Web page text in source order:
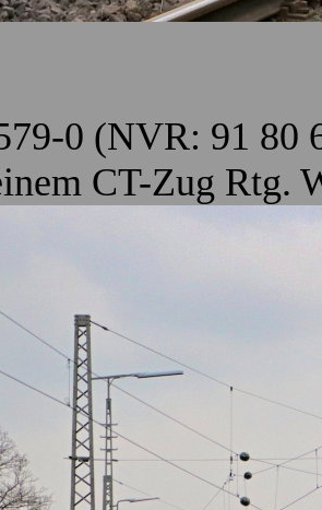
0 (NVR: 91 80
CT-Zug Rtg.